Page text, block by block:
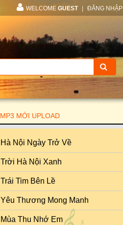
WELCOME GUEST ĐĂNG NHẬP
MP3 MỚI UPLOAD
Hà Nội Ngày Trở Về
Trời Hà Nội Xanh
Trái Tim Bên Lề
Yêu Thương Mong Manh
Mùa Thu Nhớ Em